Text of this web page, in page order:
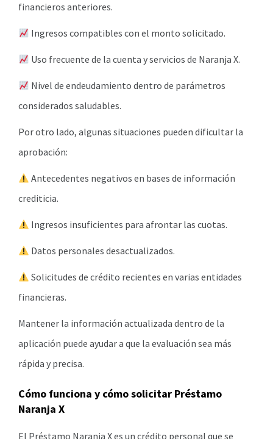
financieros anteriores.
Ingresos compatibles con el monto solicitado.
Uso frecuente de la cuenta y servicios de Naranja X.
Nivel de endeudamiento dentro de parámetros
considerados saludables.
Por otro lado, algunas situaciones pueden dificultar la
aprobación:
Antecedentes negativos en bases de información
crediticia.
Ingresos insuficientes para afrontar las cuotas.
Datos personales desactualizados.
Solicitudes de crédito recientes en varias entidades
financieras.
Mantener la información actualizada dentro de la
aplicación puede ayudar a que la evaluación sea más
rápida y precisa.
Cómo funciona y cómo solicitar Préstamo
Naranja X
El Préstamo Naranja X es un crédito personal que se